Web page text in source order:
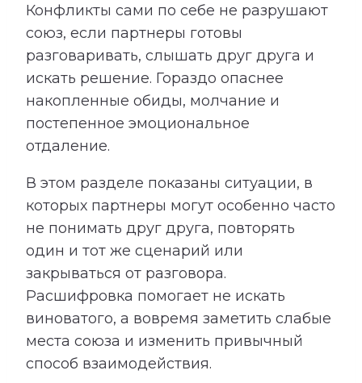
Конфликты сами по себе не разрушают
союз, если партнеры готовы
разговаривать, слышать друг друга и
искать решение. Гораздо опаснее
накопленные обиды, молчание и
постепенное эмоциональное
отдаление.
В этом разделе показаны ситуации, в
которых партнеры могут особенно часто
не понимать друг друга, повторять
один и тот же сценарий или
закрываться от разговора.
Расшифровка помогает не искать
виноватого, а вовремя заметить слабые
места союза и изменить привычный
способ взаимодействия.